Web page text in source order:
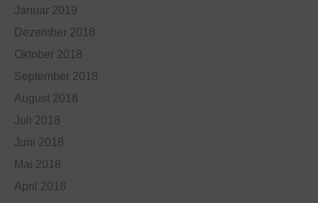
Januar 2019
Dezember 2018
Oktober 2018
September 2018
August 2018
Juli 2018
Juni 2018
Mai 2018
April 2018